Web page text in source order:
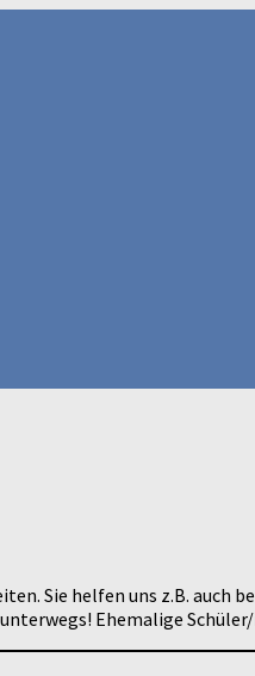
Sie helfen uns z.B. auch
Ehemalige